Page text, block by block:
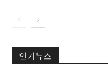
인기뉴스